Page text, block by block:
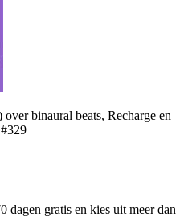
binaural beats, Recharge en
dagen gratis en kies uit meer dan